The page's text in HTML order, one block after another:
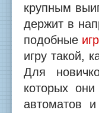
крупным
держит в
подобные
игру такой,
Для
которых
автоматов